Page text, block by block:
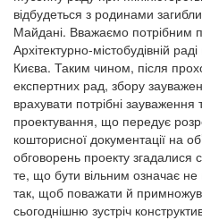
відбудеться з родинами
Майдані. Вважаємо потрібним
Архітектурно-містобудівній
Києва. Таким чином, після
експертних рад, збору
врахувати потрібні зауваження
проектування, що передує
кошторисної документації на
обговорень проекту
те, що бути вільним означає
так, щоб поважати й
сьогоднішню зустріч